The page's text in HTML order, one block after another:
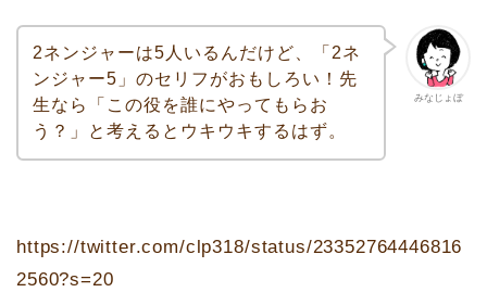
みなじょぼ
2ネンジャーは5人いるんだけど、「2ネ
ンジャー5」のセリフがおもしろい！先
生なら「この役を誰にやってもらお
う？」と考えるとウキウキするはず。
https://twitter.com/clp318/status/23352764446816
2560?s=20